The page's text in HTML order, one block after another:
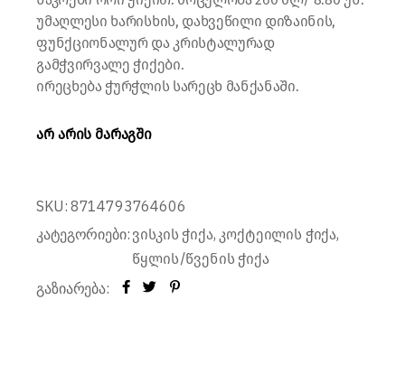
უმაღლესი ხარისხის, დახვეწილი დიზაინის,
ფუნქციონალურ და კრისტალურად
გამჭვირვალე ჭიქები.
ირეცხება ჭურჭლის სარეცხ მანქანაში.
არ არის მარაგში
SKU: 8714793764606
კატეგორიები: ვისკის ჭიქა, კოქტეილის ჭიქა,
წყლის/წვენის ჭიქა
გაზიარება: